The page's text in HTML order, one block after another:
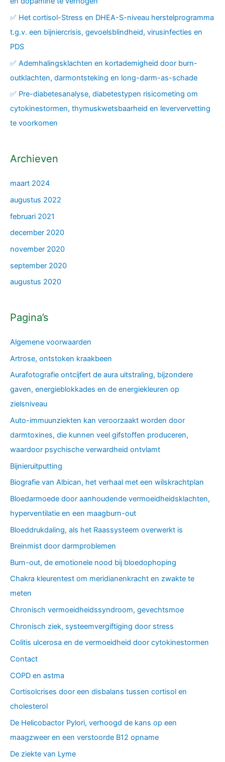
✅ Het cortisol-Stress en DHEA-S-niveau herstelprogramma
t.g.v. een bijniercrisis, gevoelsblindheid, virusinfecties en
PDS
✅ Ademhalingsklachten en kortademigheid door burn-
outklachten, darmontsteking en long-darm-as-schade
✅ Pre-diabetesanalyse, diabetestypen risicometing om
cytokinestormen, thymuskwetsbaarheid en leververvetting
te voorkomen
Archieven
maart 2024
augustus 2022
februari 2021
december 2020
november 2020
september 2020
augustus 2020
Pagina’s
Algemene voorwaarden
Artrose, ontstoken kraakbeen
Aurafotografie ontcijfert de aura uitstraling, bijzondere
gaven, energieblokkades en de energiekleuren op
zielsniveau
Auto-immuunziekten kan veroorzaakt worden door
darmtoxines, die kunnen veel gifstoffen produceren,
waardoor psychische verwardheid ontvlamt
Bijnieruitputting
Biografie van Albican, het verhaal met een wilskrachtplan
Bloedarmoede door aanhoudende vermoeidheidsklachten,
hyperventilatie en een maagburn-out
Bloeddrukdaling, als het Raassysteem overwerkt is
Breinmist door darmproblemen
Burn-out, de emotionele nood bij bloedophoping
Chakra kleurentest om meridianenkracht en zwakte te
meten
Chronisch vermoeidheidssyndroom, gevechtsmoe
Chronisch ziek, systeemvergiftiging door stress
Colitis ulcerosa en de vermoeidheid door cytokinestormen
Contact
COPD en astma
Cortisolcrises door een disbalans tussen cortisol en
cholesterol
De Helicobactor Pylori, verhoogd de kans op een
maagzweer en een verstoorde B12 opname
De ziekte van Lyme